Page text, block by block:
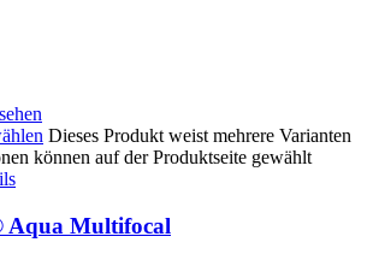
Dieses Produkt weist mehrere Varianten
können auf der Produktseite gewählt
Multifocal